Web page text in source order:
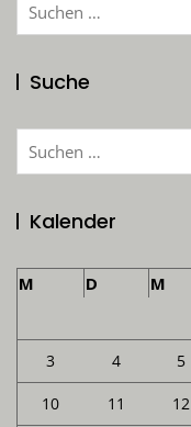
Suche
Suchen
Kalender
M D M
3 4 5
10 11 12